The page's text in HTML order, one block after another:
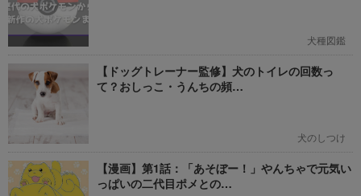
犬種図鑑
【ドッグトレーナー監修】犬のトイレの回数っ
て？おしっこ・うんちの頻…
犬のしつけ
【漫画】第1話：「あそぼー！」やんちゃで元気い
っぱいの二代目ポメとの…